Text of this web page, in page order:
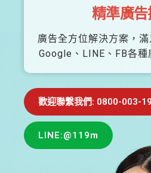
精準廣
廣告全方位解決方案，滿
Google、LINE、FB各種
歡迎聯繫我們: 0800-003-
LINE:@119m